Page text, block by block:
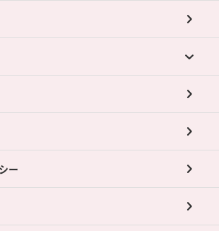
ビスTOP
ー